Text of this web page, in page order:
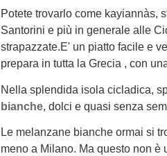
Potete trovarlo come kayiannàs,
Santorini e più in generale alle
strapazzate.E' un piatto facile e
prepara in tutta la Grecia , con
Nella splendida isola cicladica,
bianche, dolci e quasi senza
Le melanzane bianche ormai si
meno a Milano. Ma questo non è